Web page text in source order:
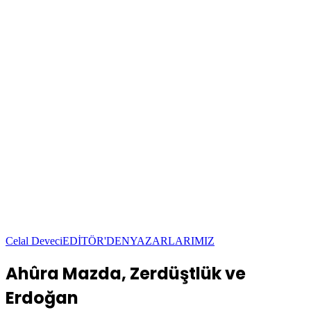
Celal DeveciEDİTÖR'DENYAZARLARIMIZ
Ahûra Mazda, Zerdüştlük ve
Erdoğan